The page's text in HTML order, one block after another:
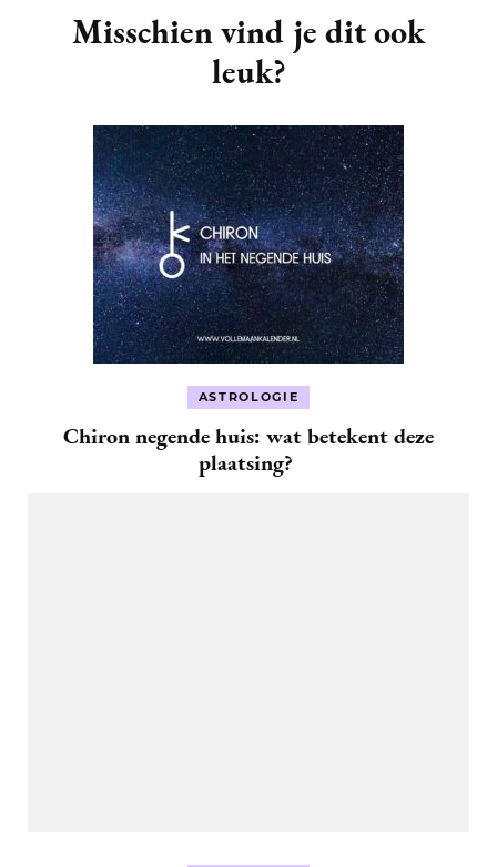
Navigation
Misschien vind je dit ook
leuk?
ASTROLOGIE
Chiron negende huis: wat betekent deze
plaatsing?